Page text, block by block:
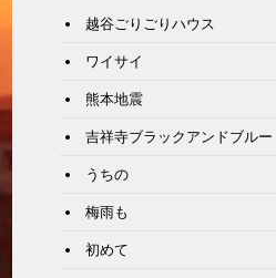
越谷ごりごりハウス
ワイサイ
熊本地震
吉祥寺ブラックアンドブルー
うちの
梅雨も
初めて